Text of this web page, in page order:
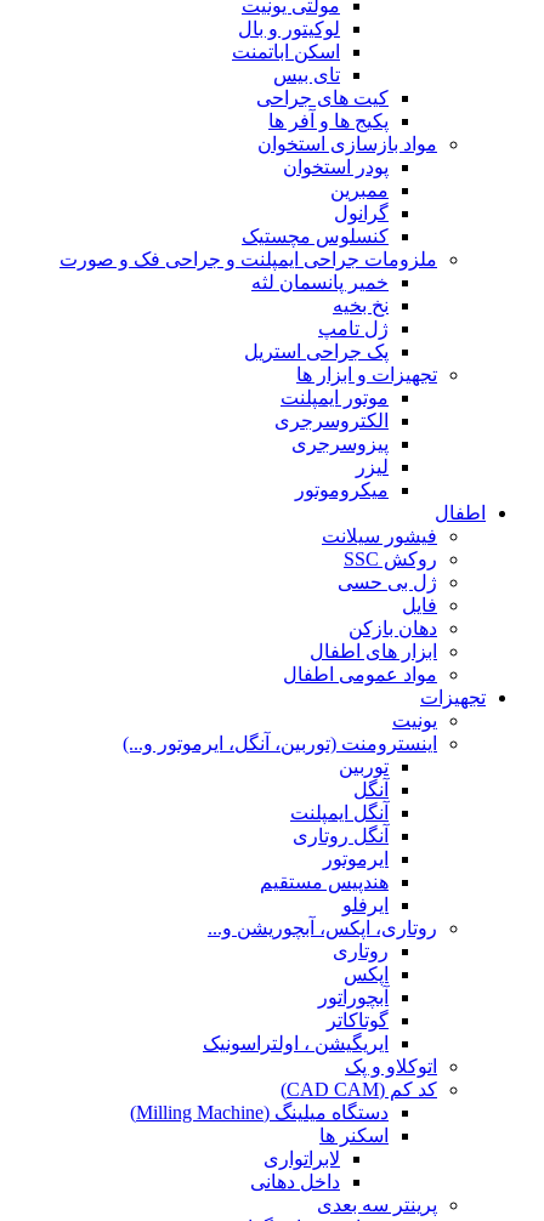
مولتی یونیت
لوکیتور و بال
اسکن اباتمنت
تای بیس
کیت های جراحی
پکیج ها و آفر ها
مواد بازسازی استخوان
پودر استخوان
ممبرین
گرانول
کنسلوس مچستیک
ملزومات جراحی ایمپلنت و جراحی فک و صورت
خمیر پانسمان لثه
نخ بخیه
ژل تامپ
پک جراحی استریل
تجهیزات و ابزار ها
موتور ایمپلنت
الکتروسرجری
پیزوسرجری
لیزر
میکروموتور
اطفال
فیشور سیلانت
روکش SSC
ژل بی حسی
فایل
دهان بازکن
ابزار های اطفال
مواد عمومی اطفال
تجهیزات
یونیت
اینسترومنت (توربین، آنگل، ایرموتور و...)
توربین
آنگل
آنگل ایمپلنت
آنگل روتاری
ایرموتور
هندپیس مستقیم
ایرفلو
روتاری، اپکس، آبچوریشن و...
روتاری
اپکس
آبچوراتور
گوتاکاتر
ایریگیشن ، اولتراسونیک
اتوکلاو و پک
کد کم (CAD CAM)
دستگاه میلینگ (Milling Machine)
اسکنر ها
لابراتواری
داخل دهانی
پرینتر سه بعدی